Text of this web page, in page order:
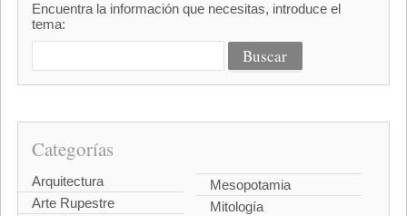
Encuentra la información que necesitas, introduce el
tema:
Categorías
Arquitectura
Arte Rupestre
Mesopotamia
Mitología